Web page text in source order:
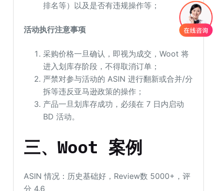
排名等）以及是否有违规操作等；
活动执行注意事项
采购价格一旦确认，即视为成交，Woot 将
进入划库存阶段，不得取消订单；
严禁对参与活动的 ASIN 进行翻新或合并/分
拆等违反亚马逊政策的操作；
产品一旦划库存成功，必须在 7 日内启动
BD 活动。
三、Woot 案例
ASIN 情况：历史基础好，Review数 5000+，评
分 4.6